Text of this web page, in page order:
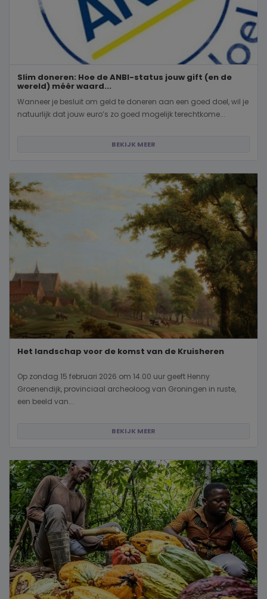
Slim doneren: Hoe de ANBI-status jouw gift (en de
wereld) méér waard...
Wanneer je besluit om geld te doneren aan een goed doel, wil je
natuurlijk dat jouw euro’s zo goed mogelijk terechtkome...
BEKIJK MEER
Het landschap voor de komst van de Kruisheren
Op zondag 15 februari 2026 om 14.00 uur geeft Henny
Groenendijk, provinciaal archeoloog van Groningen in ruste,
een beeld van...
BEKIJK MEER